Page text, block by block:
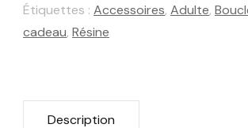
Étiquettes : Accessoires, Adulte,
cadeau, Résine
Description